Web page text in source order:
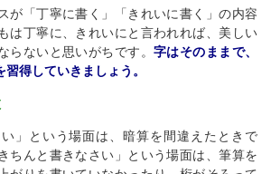
が「丁寧に書く」「きれいに書く」の内容
は丁寧に、きれいにと言われれば、美しい
らないと思いがちです。 字はそのままで、
得していきましょう。
」という場面は、暗算を間違えたときで
ちんと書きなさい」という場面は、筆算を